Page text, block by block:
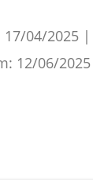
17/04/2025 |
12/06/2025